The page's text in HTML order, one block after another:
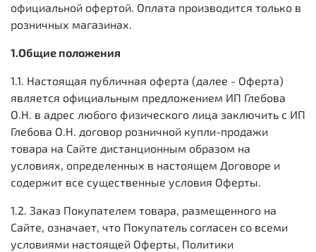
официальной офертой. Оплата производится только в
розничных магазинах.
1.Общие положения
1.1. Настоящая публичная оферта (далее - Оферта)
является официальным предложением ИП Глебова
О.Н. в адрес любого физического лица заключить с ИП
Глебова О.Н. договор розничной купли-продажи
товара на Сайте дистанционным образом на
условиях, определенных в настоящем Договоре и
содержит все существенные условия Оферты.
1.2. Заказ Покупателем товара, размещенного на
Сайте, означает, что Покупатель согласен со всеми
условиями настоящей Оферты, Политики